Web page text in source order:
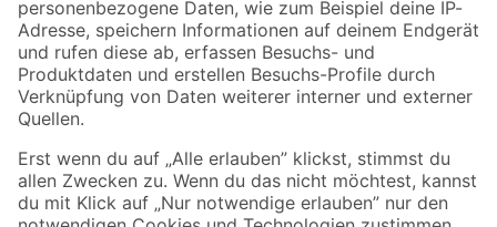
Zahlungsarten Versandarten
Sicher einkaufen
Jetzt die toom-App herunterladen